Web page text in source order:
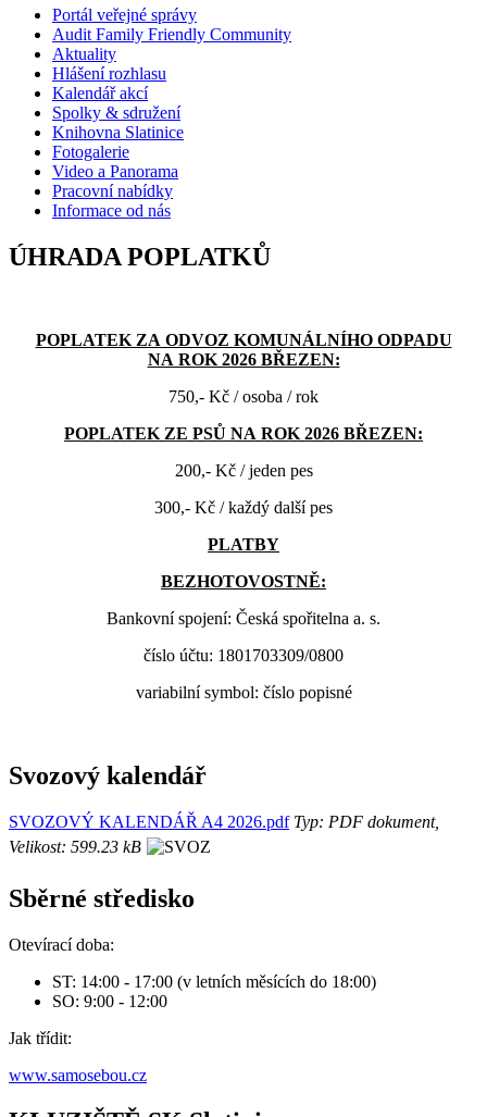
Portál veřejné správy
Audit Family Friendly Community
Aktuality
Hlášení rozhlasu
Kalendář akcí
Spolky & sdružení
Knihovna Slatinice
Fotogalerie
Video a Panorama
Pracovní nabídky
Informace od nás
ÚHRADA POPLATKŮ
POPLATEK ZA ODVOZ KOMUNÁLNÍHO ODPADU
NA ROK 2026 BŘEZEN:
750,- Kč / osoba / rok
POPLATEK ZE PSŮ NA ROK 2026 BŘEZEN:
200,- Kč / jeden pes
300,- Kč / každý další pes
PLATBY
BEZHOTOVOSTNĚ:
Bankovní spojení: Česká spořitelna a. s.
číslo účtu: 1801703309/0800
variabilní symbol: číslo popisné
Svozový kalendář
SVOZOVÝ KALENDÁŘ A4 2026.pdfTyp: PDF dokument,
Velikost: 599.23 kB
Sběrné středisko
Otevírací doba:
ST: 14:00 - 17:00 (v letních měsících do 18:00)
SO: 9:00 - 12:00
Jak třídit:
www.samosebou.cz